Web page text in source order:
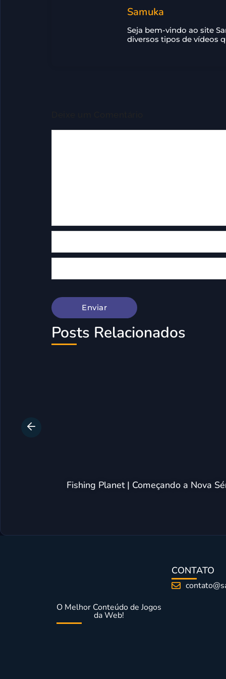
Samuka
Seja bem-vindo ao site
diversos tipos de vídeos
Posts Relacionados
Fishing Planet | Começando a Nova
O Melhor Conteúdo de Jogos
da Web!
CONTATO